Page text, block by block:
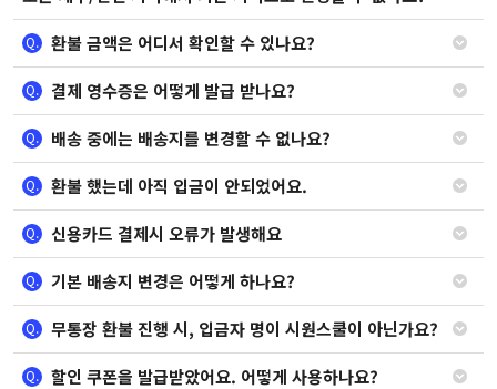
Q. 환불 금액은 어디서 확인할 수 있나요?
Q. 결제 영수증은 어떻게 발급 받나요?
Q. 배송 중에는 배송지를 변경할 수 없나요?
Q. 환불 했는데 아직 입금이 안되었어요.
Q. 신용카드 결제시 오류가 발생해요
Q. 기본 배송지 변경은 어떻게 하나요?
Q. 무통장 환불 진행 시, 입금자 명이 시원스쿨이 아닌가요?
Q. 할인 쿠폰을 발급받았어요. 어떻게 사용하나요?